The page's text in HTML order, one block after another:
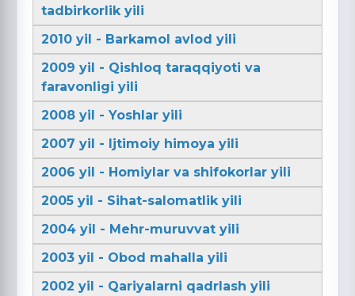
tadbirkorlik yili
2010 yil - Barkamol avlod yili
2009 yil - Qishloq taraqqiyoti va
faravonligi yili
2008 yil - Yoshlar yili
2007 yil - Ijtimoiy himoya yili
2006 yil - Homiylar va shifokorlar yili
2005 yil - Sihat-salomatlik yili
2004 yil - Mehr-muruvvat yili
2003 yil - Obod mahalla yili
2002 yil - Qariyalarni qadrlash yili